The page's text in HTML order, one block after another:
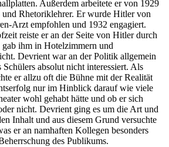
Außerdem arbeitete er von 1929
und Rhetoriklehrer. Er wurde Hitler von
Arzt empfohlen und 1932 engagiert.
reiste er an der Seite von Hitler durch
gab ihm in Hotelzimmern und
Devrient war an der Politik allgemein
absolut nicht interessiert. Als
er allzu oft die Bühne mit der Realität
nur im Hinblick darauf wie viele
wohl gehabt hätte und ob er sich
nicht. Devrient ging es um die Art und
Inhalt und aus diesem Grund versuchte
er an namhaften Kollegen besonders
des Publikums.